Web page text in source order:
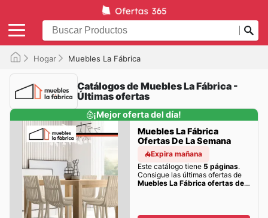
Hogar Muebles La Fábrica
Catálogos de Muebles La Fábrica -
Últimas ofertas
¡Mejor oferta del día!
Muebles La Fábrica
Ofertas De La Semana
Expira mañana
Este catálogo tiene 5 páginas.
Consigue las últimas ofertas de
Muebles La Fábrica ofertas de